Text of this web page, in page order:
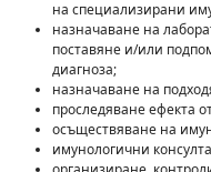
на специализирани
назначаване на
поставяне и/или
диагноза;
назначаване на
проследяване ефекта
осъществяване на
имунологични